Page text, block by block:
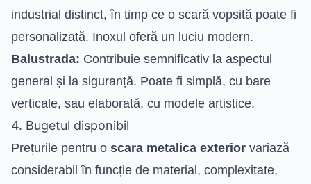
industrial distinct, în timp ce o scară vopsită poate fi
personalizată. Inoxul oferă un luciu modern.
Balustrada: Contribuie semnificativ la aspectul
general și la siguranță. Poate fi simplă, cu bare
verticale, sau elaborată, cu modele artistice.
4. Bugetul disponibil
Prețurile pentru o scara metalica exterior variază
considerabil în funcție de material, complexitate,